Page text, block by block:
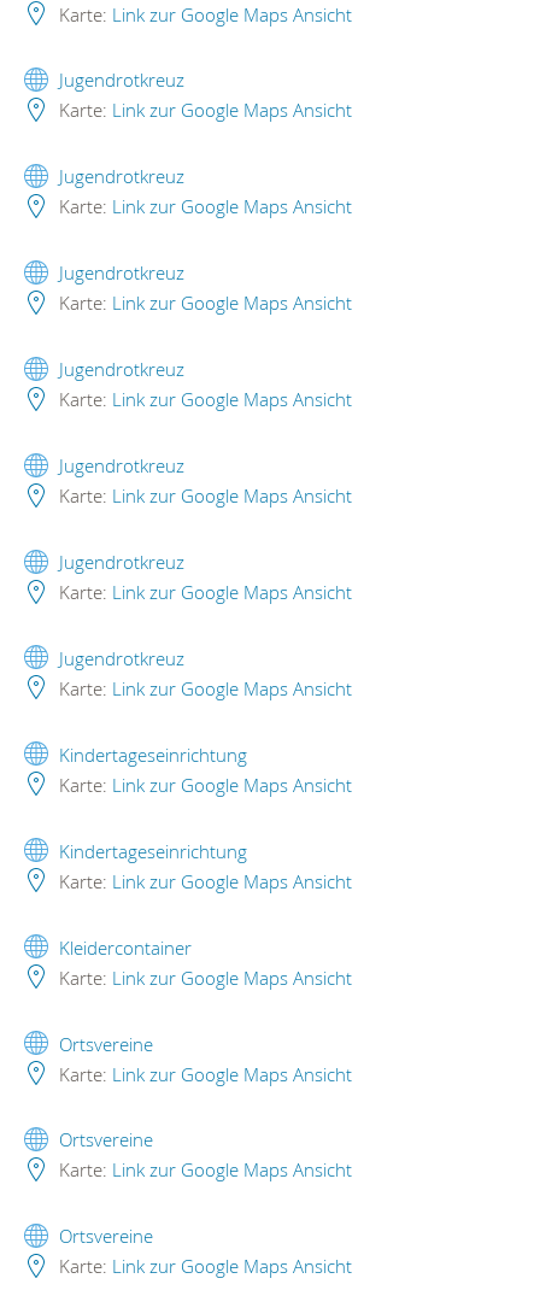
Karte: Link zur Google Maps Ansicht
Jugendrotkreuz
Karte: Link zur Google Maps Ansicht
Jugendrotkreuz
Karte: Link zur Google Maps Ansicht
Jugendrotkreuz
Karte: Link zur Google Maps Ansicht
Jugendrotkreuz
Karte: Link zur Google Maps Ansicht
Jugendrotkreuz
Karte: Link zur Google Maps Ansicht
Jugendrotkreuz
Karte: Link zur Google Maps Ansicht
Jugendrotkreuz
Karte: Link zur Google Maps Ansicht
Kindertageseinrichtung
Karte: Link zur Google Maps Ansicht
Kindertageseinrichtung
Karte: Link zur Google Maps Ansicht
Kleidercontainer
Karte: Link zur Google Maps Ansicht
Ortsvereine
Karte: Link zur Google Maps Ansicht
Ortsvereine
Karte: Link zur Google Maps Ansicht
Ortsvereine
Karte: Link zur Google Maps Ansicht